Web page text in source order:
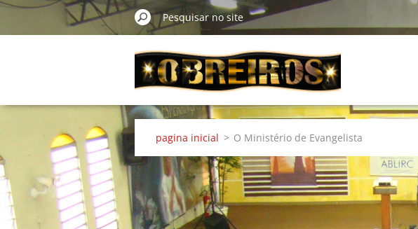
pagina inicial > O Ministério de Evangelista